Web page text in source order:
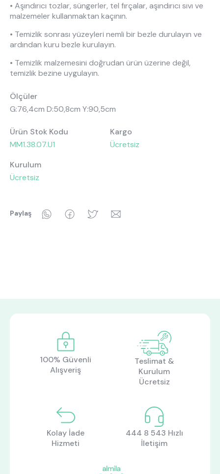
• Aşındırıcı tozlar, süngerler, tel fırçalar, aşındırıcı sıvı ve
malzemeler kullanmaktan kaçının.
• Temizlik sonrası yüzeyleri nemli bir bezle durulayın ve
ardından kuru bezle kurulayın.
• Temizlik malzemesini doğrudan ürün üzerine değil,
temizlik bezine uygulayın.
Ölçüler
G:76,4cm D:50,8cm Y:90,5cm
Ürün Stok Kodu
MM1.38.07.U1
Kargo
Ücretsiz
Kurulum
Ücretsiz
Paylaş WhatsAppFacebookTwitter
100% Güvenli
Alışveriş
Teslimat &
Kurulum
Ücretsiz
Kolay İade
Hizmeti
444 8 543 Hızlı
İletişim